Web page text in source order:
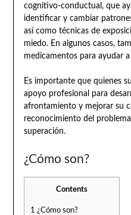
cognitivo-conductual, que
identificar y cambiar
así como técnicas de
miedo. En algunos casos,
medicamentos para ayudar
Es importante que quienes
apoyo profesional para
afrontamiento y mejorar su
reconocimiento del
superación.
¿Cómo son?
Contents
1 ¿Cómo son?